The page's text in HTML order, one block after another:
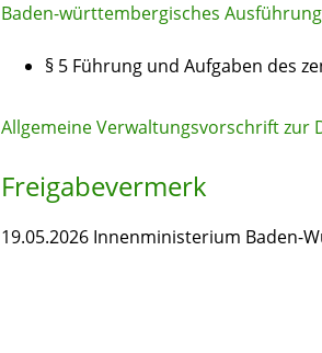
Baden-württembergisches
§ 5 Führung und Aufgaben des
Allgemeine Verwaltungsvorschrift zur
Freigabevermerk
19.05.2026 Innenministerium Baden-